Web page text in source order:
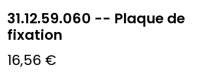
31.12.59.060 -- Plaque de
fixation
16,56 €